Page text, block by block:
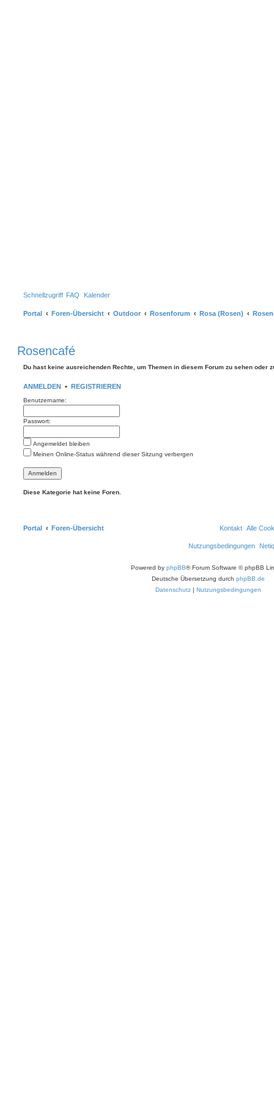
Schnellzugriff FAQ Kalender
Portal Foren-Übersicht Outdoor Rosenforum Rosa (Rosen)
Rosencafé
Du hast keine ausreichenden Rechte, um Themen in diesem Forum zu sehen oder
ANMELDEN • REGISTRIEREN
Benutzername:
Passwort:
Angemeldet bleiben
Meinen Online-Status während dieser Sitzung verbergen
Diese Kategorie hat keine Foren.
Portal Foren-Übersicht Alle
Kontakt
Nutzungsbedingungen
Powered by phpBB® Forum Software © phpBB
Deutsche Übersetzung durch phpBB.de
Datenschutz | Nutzungsbedingungen